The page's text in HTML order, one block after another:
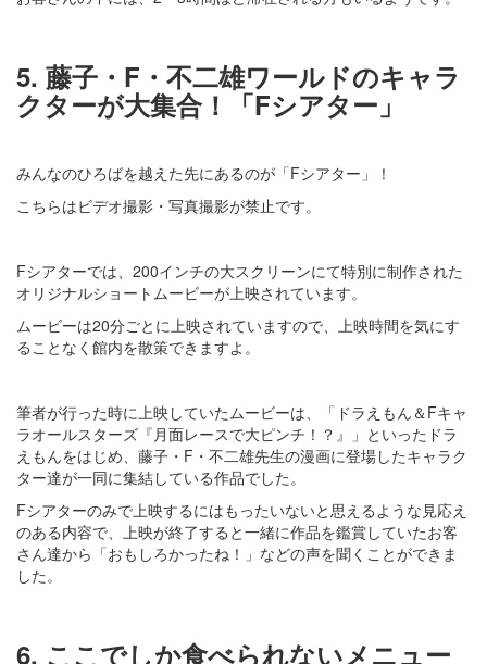
5. 藤子・F・不二雄ワールドのキャラ
クターが大集合！「Fシアター」
みんなのひろばを越えた先にあるのが「Fシアター」！
こちらはビデオ撮影・写真撮影が禁止です。
Fシアターでは、200インチの大スクリーンにて特別に制作された
オリジナルショートムービーが上映されています。
ムービーは20分ごとに上映されていますので、上映時間を気にす
ることなく館内を散策できますよ。
筆者が行った時に上映していたムービーは、「ドラえもん＆Fキャ
ラオールスターズ『月面レースで大ピンチ！？』」といったドラ
えもんをはじめ、藤子・F・不二雄先生の漫画に登場したキャラク
ター達が一同に集結している作品でした。
Fシアターのみで上映するにはもったいないと思えるような見応え
のある内容で、上映が終了すると一緒に作品を鑑賞していたお客
さん達から「おもしろかったね！」などの声を聞くことができま
した。
6. ここでしか食べられないメニュー